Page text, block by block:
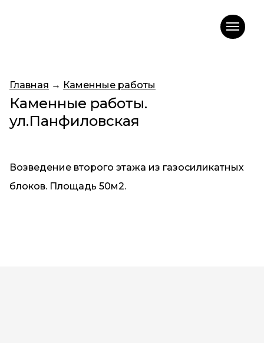
Главная → Каменные работы
Каменные работы.
ул.Панфиловская
Возведение второго этажа из газосиликатных
блоков. Площадь 50м2.